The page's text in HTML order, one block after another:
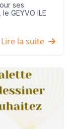
ses
GEYVO ILE
Lire la suite